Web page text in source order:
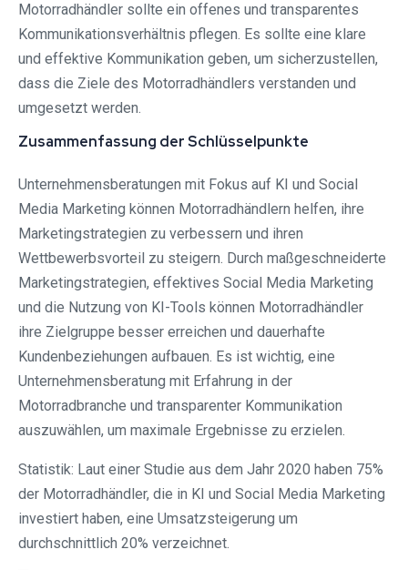
Motorradhändler sollte ein offenes und transparentes
Kommunikationsverhältnis pflegen. Es sollte eine klare
und effektive Kommunikation geben, um sicherzustellen,
dass die Ziele des Motorradhändlers verstanden und
umgesetzt werden.
Zusammenfassung der Schlüsselpunkte
Unternehmensberatungen mit Fokus auf KI und Social
Media Marketing können Motorradhändlern helfen, ihre
Marketingstrategien zu verbessern und ihren
Wettbewerbsvorteil zu steigern. Durch maßgeschneiderte
Marketingstrategien, effektives Social Media Marketing
und die Nutzung von KI-Tools können Motorradhändler
ihre Zielgruppe besser erreichen und dauerhafte
Kundenbeziehungen aufbauen. Es ist wichtig, eine
Unternehmensberatung mit Erfahrung in der
Motorradbranche und transparenter Kommunikation
auszuwählen, um maximale Ergebnisse zu erzielen.
Statistik: Laut einer Studie aus dem Jahr 2020 haben 75%
der Motorradhändler, die in KI und Social Media Marketing
investiert haben, eine Umsatzsteigerung um
durchschnittlich 20% verzeichnet.